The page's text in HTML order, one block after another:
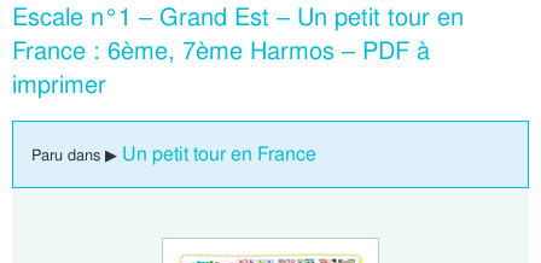
Escale n°1 – Grand Est – Un petit tour en
France : 6ème, 7ème Harmos – PDF à
imprimer
Paru dans ▶ Un petit tour en France